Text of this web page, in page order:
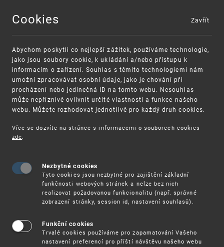
MENU
VAROVÁNÍ
Finanční podpora
Vynálezy / Patenty
Cookies
Abychom poskytli co nejlepší zážitek, používáme technologie,
jako jsou soubory cookie, k ukládání a/nebo přístupu k
informacím o zařízení. Souhlas s těmito technologiemi nám
umožní zpracovávat osobní údaje, jako je chování při
procházení nebo jedinečná ID na tomto webu. Nesouhlas
může nepříznivě ovlivnit určité vlastnosti a funkce našeho
webu. Můžete rozhodovat jednotlivě pro každý druh cookies.
Více se dozvíte na stránce s informacemi o souborech cookies
zde.
Nezbytné cookies
Tyto cookies jsou nezbytné pro zajištění základní
funkčnosti webových stránek a nelze bez nich
realizovat požadovanou funkcionalitu (např. správné
zobrazení stránky, session id, nastavení souhlasů).
Funkční cookies
Trvalé cookies používáme pro zapamatování Vašeho
nastavení preferencí pro příští návštěvu našeho webu
Zavřít